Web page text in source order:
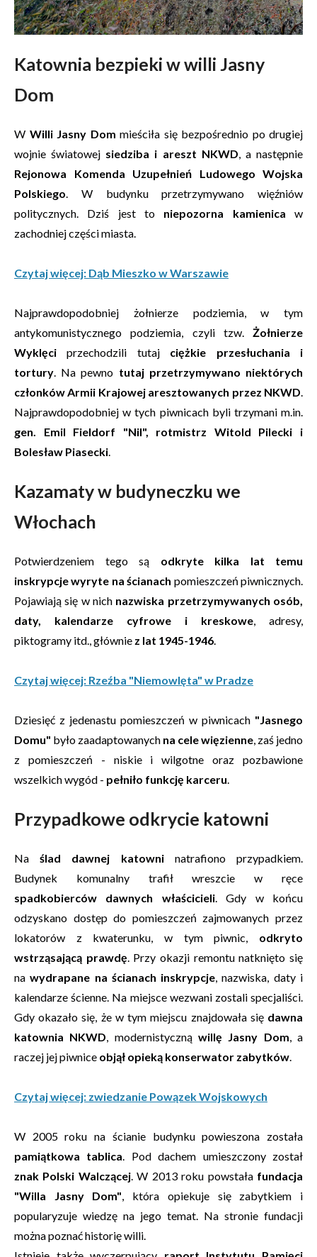
Katownia bezpieki w willi Jasny
Dom
W Willi Jasny Dom mieściła się bezpośrednio po drugiej
wojnie światowej siedziba i areszt NKWD, a następnie
Rejonowa Komenda Uzupełnień Ludowego Wojska
Polskiego. W budynku przetrzymywano więźniów
politycznych. Dziś jest to niepozorna kamienica w
zachodniej części miasta.
Czytaj więcej: Dąb Mieszko w Warszawie
Najprawdopodobniej żołnierze podziemia, w tym
antykomunistycznego podziemia, czyli tzw. Żołnierze
Wyklęciprzechodzili tutaj ciężkie przesłuchania i
tortury. Na pewno tutaj przetrzymywano niektórych
członków Armii Krajowej aresztowanych przez NKWD.
Najprawdopodobniej w tych piwnicach byli trzymani m.in.
gen. Emil Fieldorf "Nil", rotmistrz Witold Pilecki i
Bolesław Piasecki.
Kazamaty w budyneczku we
Włochach
Potwierdzeniem tego są odkryte kilka lat temu
inskrypcje wyryte na ścianach pomieszczeń piwnicznych.
Pojawiają się w nich nazwiska przetrzymywanych osób,
daty, kalendarze cyfrowe i kreskowe, adresy,
piktogramy itd., głównie z lat 1945-1946.
Czytaj więcej: Rzeźba "Niemowlęta" w Pradze
Dziesięć z jedenastu pomieszczeń w piwnicach "Jasnego
Domu" było zaadaptowanych na cele więzienne, zaś jedno
z pomieszczeń - niskie i wilgotne oraz pozbawione
wszelkich wygód - pełniło funkcję karceru.
Przypadkowe odkrycie katowni
Naślad dawnej katowni natrafiono przypadkiem.
Budynek komunalny trafił wreszcie w ręce
spadkobierców dawnych właścicieli. Gdy w końcu
odzyskano dostęp do pomieszczeń zajmowanych przez
lokatorów z kwaterunku, w tym piwnic, odkryto
wstrząsającą prawdę. Przy okazji remontu natknięto się
nawydrapane na ścianach inskrypcje, nazwiska, daty i
kalendarze ścienne. Na miejsce wezwani zostali specjaliści.
Gdy okazało się, że w tym miejscu znajdowała siędawna
katownia NKWD, modernistycznąwillę Jasny Dom, a
raczej jej piwnice objął opieką konserwator zabytków.
Czytaj więcej: zwiedzanie Powązek Wojskowych
W 2005 roku na ścianie budynku powieszona została
pamiątkowa tablica. Pod dachem umieszczony został
znak Polski Walczącej. W 2013 roku powstałafundacja
"Willa Jasny Dom", która opiekuje się zabytkiem i
popularyzuje wiedzę na jego temat. Na stronie fundacji
można poznać historię willi.